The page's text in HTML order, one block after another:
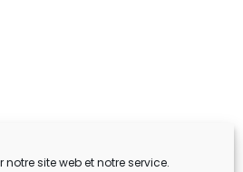
site web et notre service.